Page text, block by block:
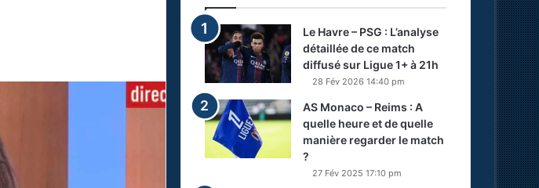
Le Havre – PSG : L’analyse
détaillée de ce match
diffusé sur Ligue 1+ à 21h
28 Fév 2026 14:40 pm
AS Monaco – Reims : A
quelle heure et de quelle
manière regarder le match
?
27 Fév 2025 17:10 pm